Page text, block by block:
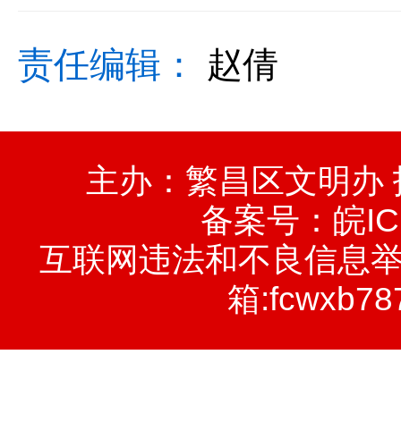
责任编辑： 赵倩
主办：繁昌区文明办
备案号： 皖
互联网违法和不良信息
箱